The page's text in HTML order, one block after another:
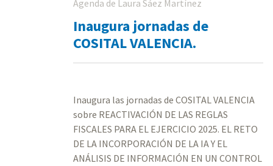
Agenda de Laura Sáez Martínez
Inaugura jornadas de
COSITAL VALENCIA.
Inaugura las jornadas de COSITAL VALENCIA
sobre REACTIVACIÓN DE LAS REGLAS
FISCALES PARA EL EJERCICIO 2025. EL RETO
DE LA INCORPORACIÓN DE LA IA Y EL
ANÁLISIS DE INFORMACIÓN EN UN CONTROL